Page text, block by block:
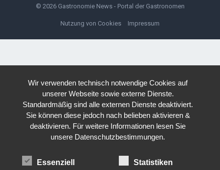
© 2026 Gastronomie News - Portal der Gastronomen
Nutzung von Cookies Impressum
Wir verwenden technisch notwendige Cookies auf
unserer Webseite sowie externe Dienste.
Standardmäßig sind alle externen Dienste deaktiviert.
Sie können diese jedoch nach belieben aktivieren &
deaktivieren. Für weitere Informationen lesen Sie
unsere Datenschutzbestimmungen.
Essenziell Statistiken